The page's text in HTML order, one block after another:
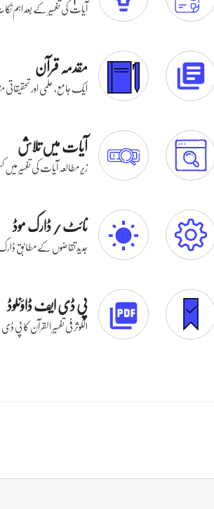
آیات کی تفسیر کے بعد اہم
مقدمہ قرآن
ایک جامع، علمی اور
آیات میں تلاش
زیر مطالعہ آیات کی تفسیر
نائٹ / ڈارک موڈ
جدید تقاضوں کے مطابق
پی ڈی ایف ڈاؤنلوڈ
الکوثر فی تفسیر القرآن کا